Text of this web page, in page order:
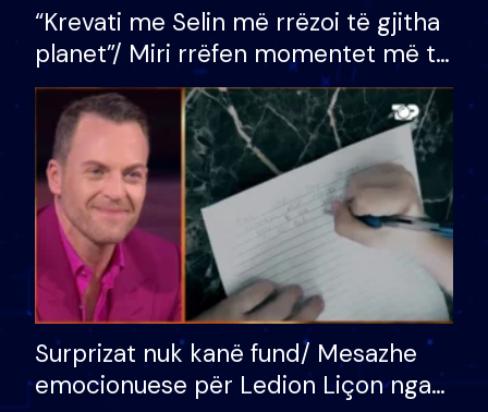
“Krevati me Selin më rrëzoi të gjitha
planet”/ Miri rrëfen momentet më të
bukura në shtëpinë e BB VIP: Do më
mungojë zilja e mëngjesit kur…
Surprizat nuk kanë fund/ Mesazhe
emocionuese për Ledion Liçon nga